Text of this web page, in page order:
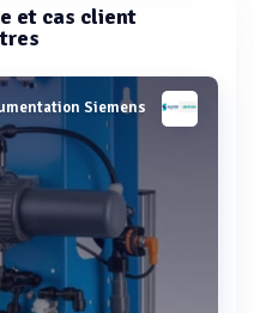
et cas client
Siemens